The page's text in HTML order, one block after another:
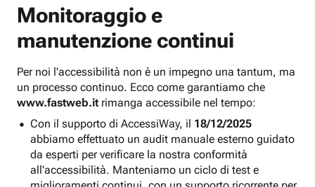
Monitoraggio e
manutenzione continui
Per noi l'accessibilità non è un impegno una tantum, ma
un processo continuo. Ecco come garantiamo che
www.fastweb.it rimanga accessibile nel tempo:
Con il supporto di AccessiWay, il 18/12/2025
abbiamo effettuato un audit manuale esterno guidato
da esperti per verificare la nostra conformità
all'accessibilità. Manteniamo un ciclo di test e